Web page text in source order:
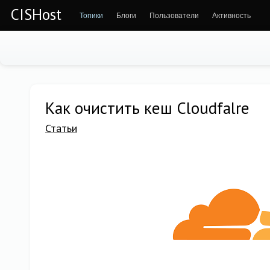
CISHost Топики Блоги Пользователи Активность
Как очистить кеш Cloudfalre
Статьи